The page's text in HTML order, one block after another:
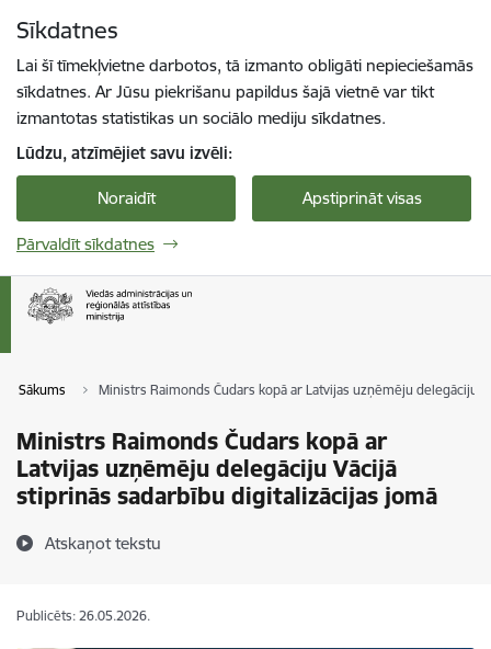
Sīkdatnes
Lai šī tīmekļvietne darbotos, tā izmanto obligāti nepieciešamās
sīkdatnes. Ar Jūsu piekrišanu papildus šajā vietnē var tikt
izmantotas statistikas un sociālo mediju sīkdatnes.
Lūdzu, atzīmējiet savu izvēli:
Noraidīt Apstiprināt visas
Pārvaldīt sīkdatnes
Sākums Ministrs Raimonds Čudars kopā ar Latvijas uzņēmēju delegāciju
Ministrs Raimonds Čudars kopā ar
Latvijas uzņēmēju delegāciju Vācijā
stiprinās sadarbību digitalizācijas jomā
Atskaņot tekstu
Publicēts: 26.05.2026.